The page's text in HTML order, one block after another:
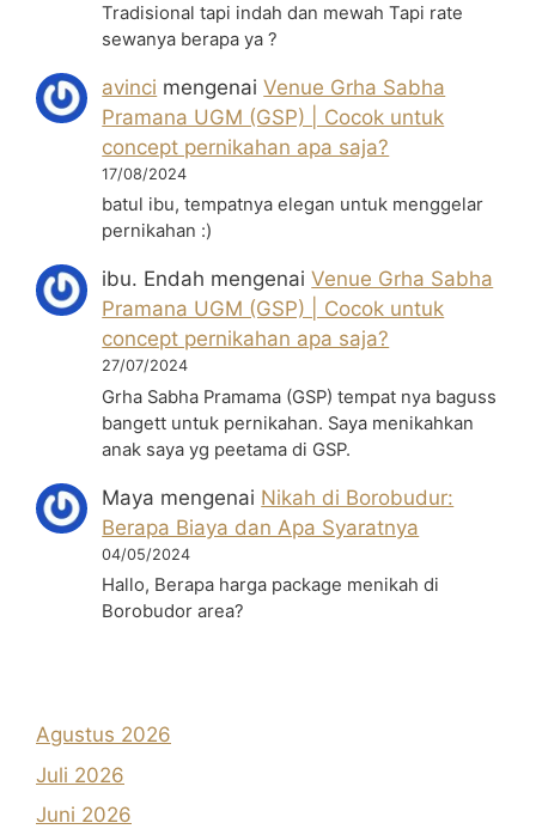
Tradisional tapi indah dan mewah Tapi rate
sewanya berapa ya ?
avinci mengenaiVenue Grha Sabha
Pramana UGM (GSP) | Cocok untuk
concept pernikahan apa saja?
17/08/2024
batul ibu, tempatnya elegan untuk menggelar
pernikahan :)
ibu. Endah mengenaiVenue Grha Sabha
Pramana UGM (GSP) | Cocok untuk
concept pernikahan apa saja?
27/07/2024
Grha Sabha Pramama (GSP) tempat nya baguss
bangett untuk pernikahan. Saya menikahkan
anak saya yg peetama di GSP.
Maya mengenai Nikah di Borobudur:
Berapa Biaya dan Apa Syaratnya
04/05/2024
Hallo, Berapa harga package menikah di
Borobudor area?
Agustus 2026
Juli 2026
Juni 2026